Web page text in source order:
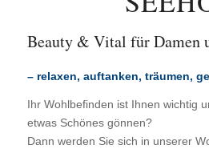
Beauty & Vital für Damen
– relaxen, auftanken, träumen,
Ihr Wohlbefinden ist Ihnen wichtig
etwas Schönes gönnen?
Dann werden Sie sich in unserer